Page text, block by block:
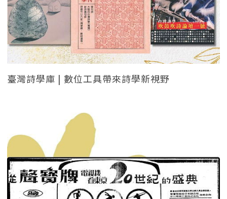
臺灣詩學庫 | 數位工具帶來詩學新視野